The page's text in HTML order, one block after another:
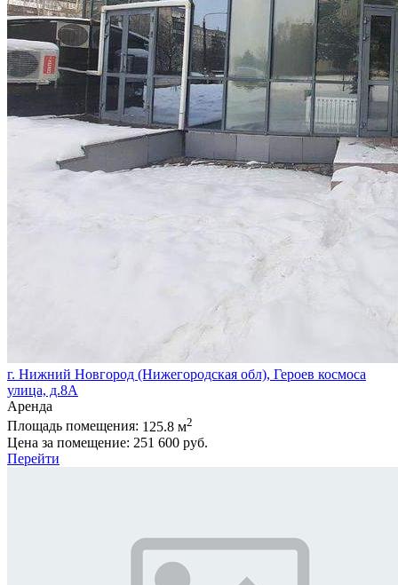
г. Нижний Новгород (Нижегородская обл), Героев космоса
улица, д.8А
Аренда
Площадь помещения: 125.8 м2
Цена за помещение: 251 600 руб.
Перейти